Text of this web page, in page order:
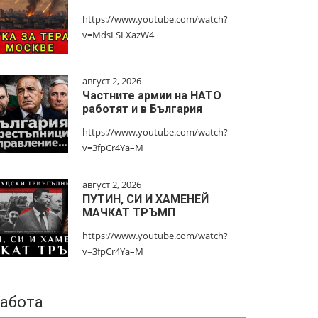
https://www.youtube.com/watch?
v=MdsLSLXazW4
август 2, 2026
Частните армии на НАТО
работят и в България
https://www.youtube.com/watch?
v=3fpCr4Ya–M
август 2, 2026
ПУТИН, СИ И ХАМЕНЕЙ
МАЧКАТ ТРЪМП
https://www.youtube.com/watch?
v=3fpCr4Ya–M